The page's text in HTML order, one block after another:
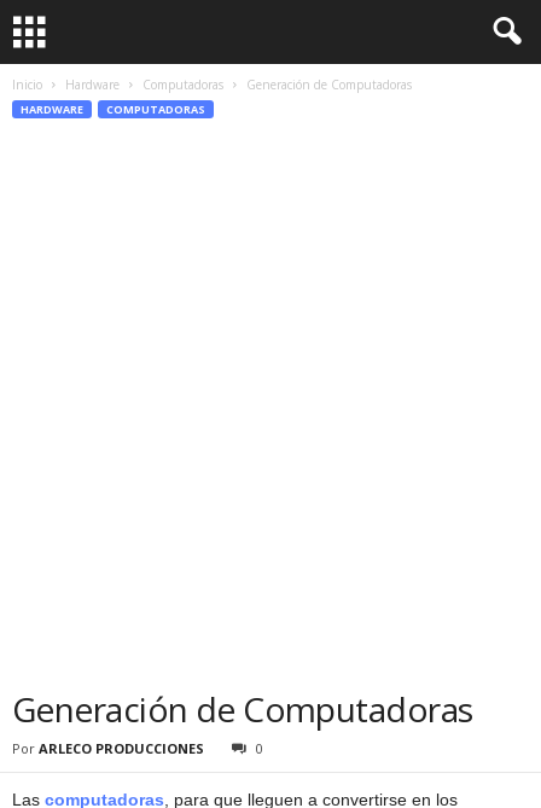
Inicio Hardware Computadoras Generación de Computadoras
HARDWARE COMPUTADORAS
Generación de Computadoras
Por ARLECO PRODUCCIONES 0
Las computadoras , para que lleguen a convertirse en los